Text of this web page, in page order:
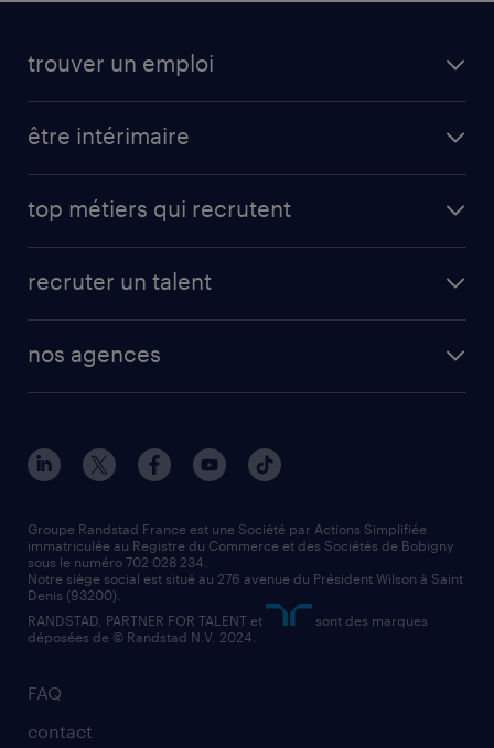
trouver un emploi
créer un compte candidat
être intérimaire
app talent / portail web
top métiers qui recrutent
manutentionnaire
assistant administratif
comptable
recruter un talent
solutions opérationnelles
contact entreprise
faq intérim / recrutement
nos agences
nos agences par ville
nos agences par région
nos cabinets de recrutement
FAQ
contact
Groupe Randstad France est une Société par Actions Simplifiée
immatriculée au Registre du Commerce et des Sociétés de Bobigny
sous le numéro 702 028 234.
Notre siège social est situé au 276 avenue du Président Wilson à Saint
Denis (93200).
RANDSTAD, PARTNER FOR TALENT et
sont des marques
déposées de © Randstad N.V. 2024.